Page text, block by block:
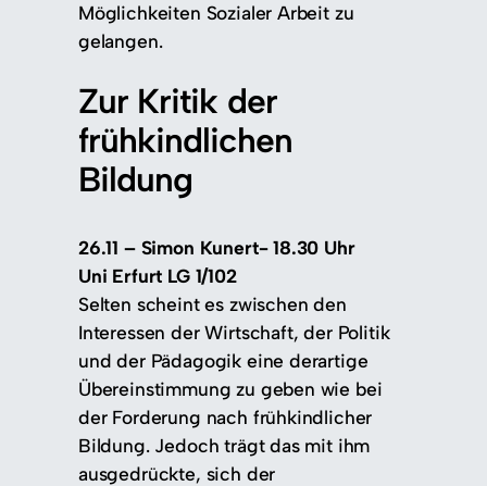
Möglichkeiten Sozialer Arbeit zu
gelangen.
Zur Kritik der
frühkindlichen
Bildung
26.11 – Simon Kunert- 18.30 Uhr
Uni Erfurt LG 1/102
Selten scheint es zwischen den
Interessen der Wirtschaft, der Politik
und der Pädagogik eine derartige
Übereinstimmung zu geben wie bei
der Forderung nach frühkindlicher
Bildung. Jedoch trägt das mit ihm
ausgedrückte, sich der